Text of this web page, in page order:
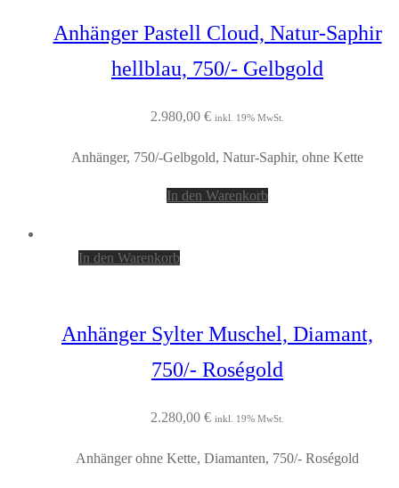
Anhänger Pastell Cloud, Natur-Saphir
hellblau, 750/- Gelbgold
2.980,00 € inkl. 19% MwSt.
Anhänger, 750/-Gelbgold, Natur-Saphir, ohne Kette
In den Warenkorb
In den Warenkorb
Anhänger Sylter Muschel, Diamant,
750/- Roségold
2.280,00 € inkl. 19% MwSt.
Anhänger ohne Kette, Diamanten, 750/- Roségold